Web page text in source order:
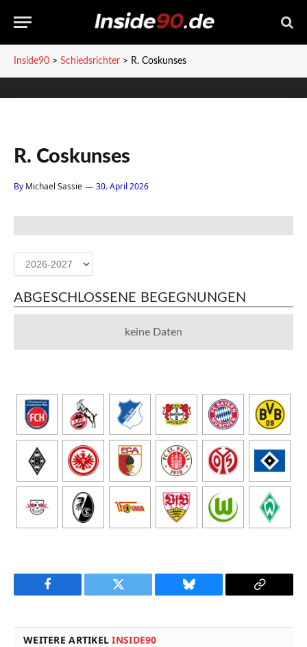
Inside90 > Schiedsrichter > R. Coskunses
R. Coskunses
By Michael Sassie 30. April 2026
ABGESCHLOSSENE BEGEGNUNGEN
keine Daten
Facebook Twitter Bluesky
Copy
WEITERE ARTIKELINSIDE90